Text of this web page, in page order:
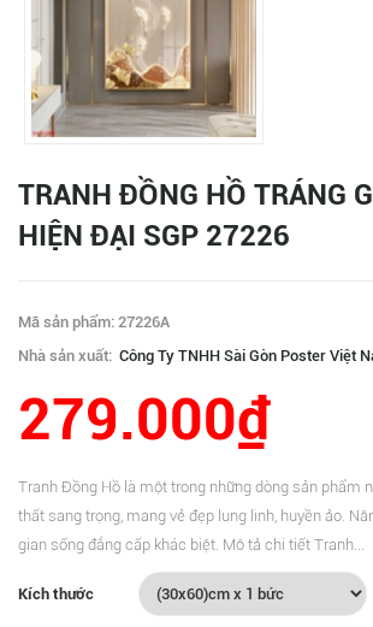
TRANH ĐỒNG HỒ TRÁNG
HIỆN ĐẠI SGP 27226
Mã sản phẩm: 27226A
Nhà sản xuất: Công Ty TNHH Sài Gòn Poster Việt
279.000₫
Tranh Đồng Hồ là một trong những dòng sản phẩm
thất sang trọng, mang vẻ đẹp lung linh, huyền ảo.
gian sống đẳng cấp khác biệt. Mô tả chi tiết Tranh...
Kích thước